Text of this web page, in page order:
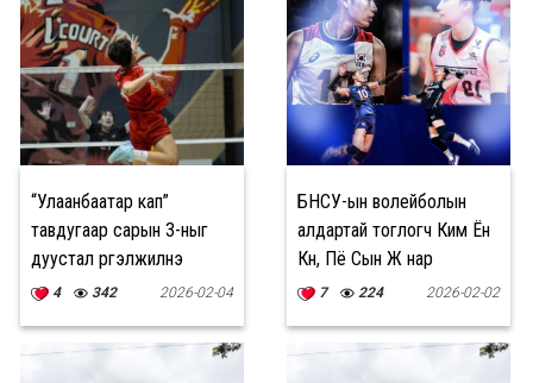
“Улаанбаатар кап”
тавдугаар сарын 3-ныг
дуустал үргэлжилнэ
4 342 2026-02-04
БНСУ-ын волейболын
алдартай тоглогч Ким Ён
Күн, Пё Сын Жү нар
өнөөдөр Монголд ирнэ
7 224 2026-02-02